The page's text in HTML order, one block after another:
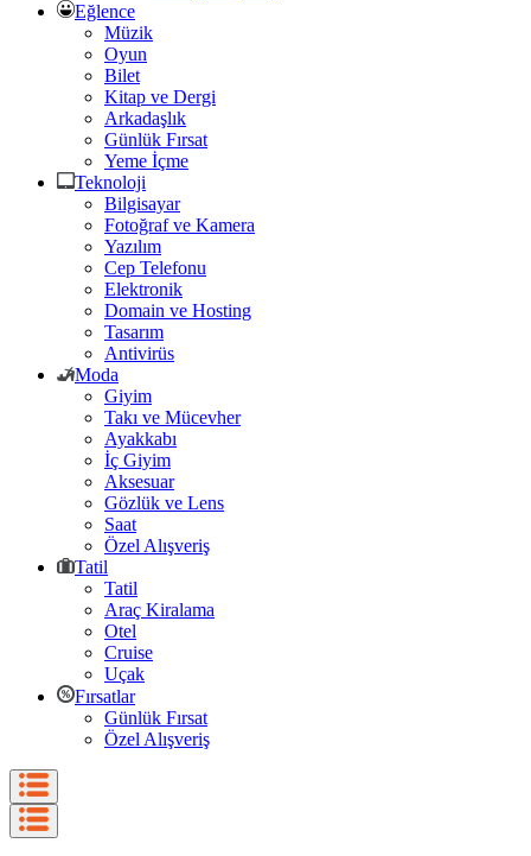
Eğlence
Müzik
Oyun
Bilet
Kitap ve Dergi
Arkadaşlık
Günlük Fırsat
Yeme İçme
Teknoloji
Bilgisayar
Fotoğraf ve Kamera
Yazılım
Cep Telefonu
Elektronik
Domain ve Hosting
Tasarım
Antivirüs
Moda
Giyim
Takı ve Mücevher
Ayakkabı
İç Giyim
Aksesuar
Gözlük ve Lens
Saat
Özel Alışveriş
Tatil
Tatil
Araç Kiralama
Otel
Cruise
Uçak
Fırsatlar
Günlük Fırsat
Özel Alışveriş